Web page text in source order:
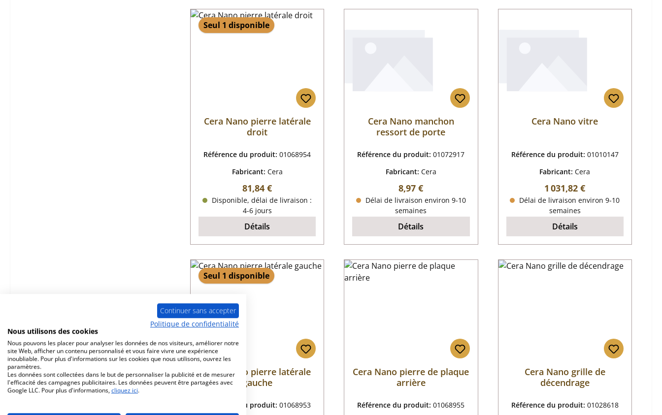
Seul 1 disponible
Cera Nano pierre latérale
droit
Référence du produit:01068954
Fabricant: Cera
Prix régulier :
81,84 €
Disponible, délai de livraison :
4-6 jours
Détails
Cera Nano manchon
ressort de porte
Référence du produit:01072917
Fabricant: Cera
Prix régulier :
8,97 €
Délai de livraison environ 9-10
semaines
Détails
Cera Nano vitre
Référence du produit: 01010147
Fabricant:Cera
Prix régulier :
1 031,82 €
Délai de livraison environ 9-10
semaines
Détails
Seul 1 disponible
Cera Nano pierre latérale
gauche
Référence du produit:01068953
Cera Nano pierre de plaque
arrière
Référence du produit:01068955
Cera Nano grille de
décendrage
Référence du produit: 01028618
Continuer sans accepter
Politique de confidentialité
Nous utilisons des cookies
Nous pouvons les placer pour analyser les données de nos visiteurs, améliorer notre
site Web, afficher un contenu personnalisé et vous faire vivre une expérience
inoubliable. Pour plus d'informations sur les cookies que nous utilisons, ouvrez les
paramètres.
Les données sont collectées dans le but de personnaliser la publicité et de mesurer
l'efficacité des campagnes publicitaires. Les données peuvent être partagées avec
Google LLC. Pour plus d'informations, cliquez ici.